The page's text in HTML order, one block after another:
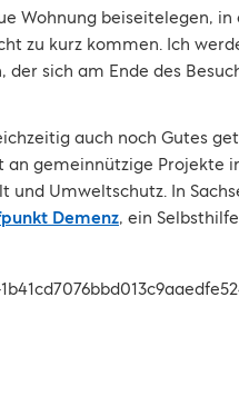
Wohnung beiseitelegen,
zu kurz kommen. Ich
sich am Ende des
auch noch Gutes
gemeinnützige Projekte
und Umweltschutz. In
Demenz, ein